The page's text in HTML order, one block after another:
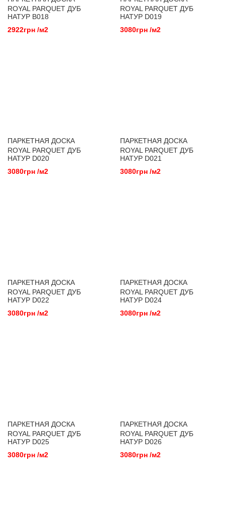
ROYAL PARQUET ДУБ
НАТУР B018
2922грн /м2
ROYAL PARQUET ДУБ
НАТУР D019
3080грн /м2
ПАРКЕТНАЯ ДОСКА
ROYAL PARQUET ДУБ
НАТУР D020
3080грн /м2
ПАРКЕТНАЯ ДОСКА
ROYAL PARQUET ДУБ
НАТУР D021
3080грн /м2
ПАРКЕТНАЯ ДОСКА
ROYAL PARQUET ДУБ
НАТУР D022
3080грн /м2
ПАРКЕТНАЯ ДОСКА
ROYAL PARQUET ДУБ
НАТУР D024
3080грн /м2
ПАРКЕТНАЯ ДОСКА
ROYAL PARQUET ДУБ
НАТУР D025
3080грн /м2
ПАРКЕТНАЯ ДОСКА
ROYAL PARQUET ДУБ
НАТУР D026
3080грн /м2